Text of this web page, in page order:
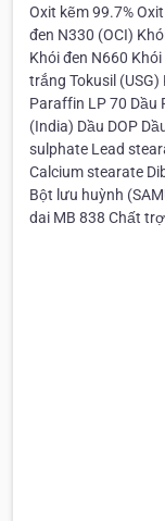
Oxit kẽm 99.7%
đen N330 (OCI)
Khói đen N660
trắng Tokusil
Paraffin LP 70 Dầu
(India) Dầu DOP
sulphate Lead
Calcium stearate
Bột lưu huỳnh
dai MB 838 Chất